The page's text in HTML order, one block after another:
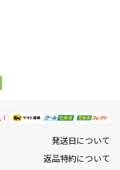
発送日について
返品特約について